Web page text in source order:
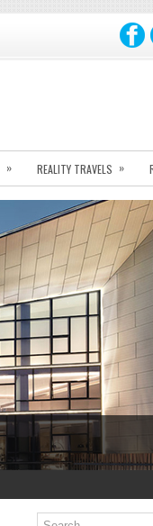
» REALITY TRAVELS »